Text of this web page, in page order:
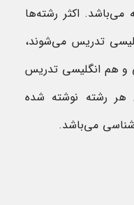
می‌باشد. اکثر رشته‌ها
تدریس می‌شوند،
و هم انگلیسی تدریس
هر رشته نوشته شده
می‌باشد.